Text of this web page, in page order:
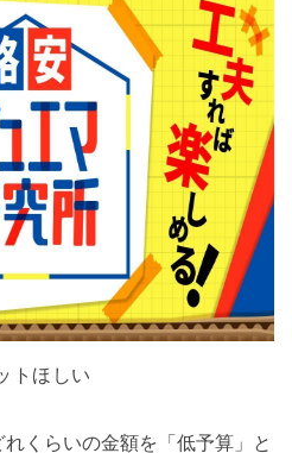
トほしい
くらいの金額を「低予算」と